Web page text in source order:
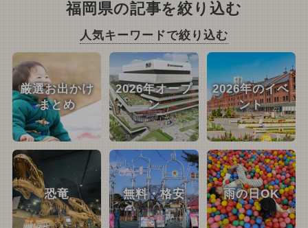
福岡県の記事を絞り込む
人気キーワードで絞り込む
厳選お出かけ
まとめ
2026年オープ
ン
2026年のイベ
ント
恐竜 無料・格安 雨の日OK